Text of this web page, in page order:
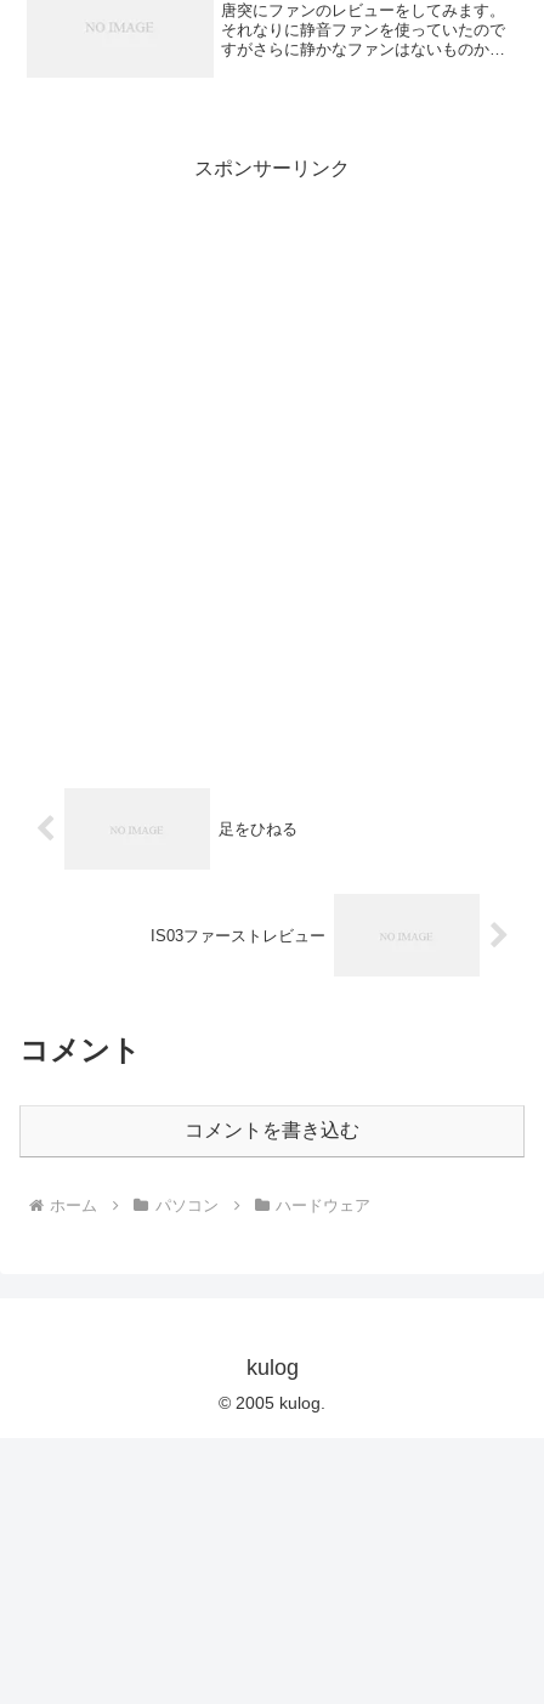
唐突にファンのレビューをしてみます。
それなりに静音ファンを使っていたので
すがさらに静かなファンはないものかと
スポンサーリンク
足をひねる
IS03ファーストレビュー
コメント
コメントを書き込む
ホーム パソコン ハードウェア
kulog
© 2005 kulog.